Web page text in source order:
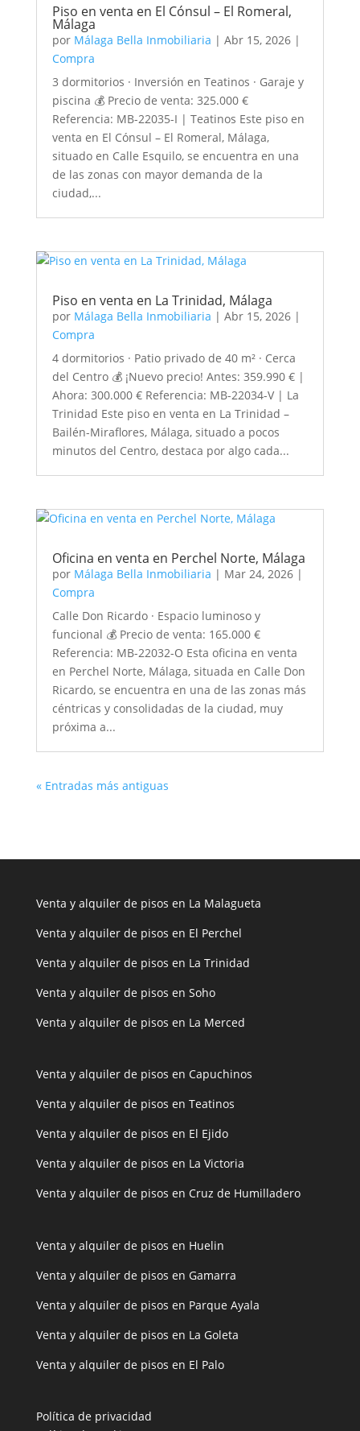
Piso en venta en El Cónsul – El Romeral,
Málaga
por Málaga Bella Inmobiliaria | Abr 15, 2026|
Compra
3 dormitorios · Inversión en Teatinos · Garaje y
piscina 💰 Precio de venta: 325.000 €
Referencia: MB-22035-I | Teatinos Este piso en
venta en El Cónsul – El Romeral, Málaga,
situado en Calle Esquilo, se encuentra en una
de las zonas con mayor demanda de la
ciudad,...
Piso en venta en La Trinidad, Málaga
por Málaga Bella Inmobiliaria | Abr 15, 2026|
Compra
4 dormitorios · Patio privado de 40 m² · Cerca
del Centro 💰 ¡Nuevo precio! Antes: 359.990 € |
Ahora: 300.000 € Referencia: MB-22034-V | La
Trinidad Este piso en venta en La Trinidad –
Bailén-Miraflores, Málaga, situado a pocos
minutos del Centro, destaca por algo cada...
Oficina en venta en Perchel Norte, Málaga
por Málaga Bella Inmobiliaria | Mar 24, 2026|
Compra
Calle Don Ricardo · Espacio luminoso y
funcional 💰 Precio de venta: 165.000 €
Referencia: MB-22032-O Esta oficina en venta
en Perchel Norte, Málaga, situada en Calle Don
Ricardo, se encuentra en una de las zonas más
céntricas y consolidadas de la ciudad, muy
próxima a...
« Entradas más antiguas
Venta y alquiler de pisos en La Malagueta
Venta y alquiler de pisos en El Perchel
Venta y alquiler de pisos en La Trinidad
Venta y alquiler de pisos en Soho
Venta y alquiler de pisos en La Merced
Venta y alquiler de pisos en Capuchinos
Venta y alquiler de pisos en Teatinos
Venta y alquiler de pisos en El Ejido
Venta y alquiler de pisos en La Victoria
Venta y alquiler de pisos en Cruz de Humilladero
Venta y alquiler de pisos en Huelin
Venta y alquiler de pisos en Gamarra
Venta y alquiler de pisos en Parque Ayala
Venta y alquiler de pisos en La Goleta
Venta y alquiler de pisos en El Palo
Política de privacidad